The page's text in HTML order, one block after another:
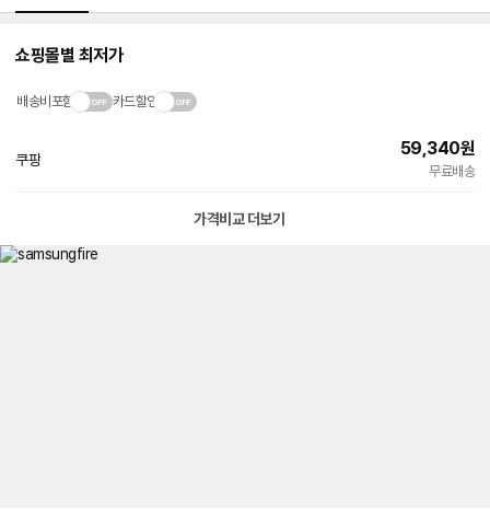
쇼핑몰별 최저가
배송비포함 카드할인
쿠팡
59,340원
무료배송
가격비교 더보기